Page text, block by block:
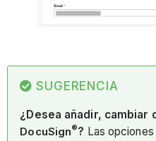
SUGERENCIA
¿Desea añadir, cambiar
DocuSign®? Las